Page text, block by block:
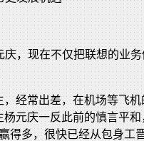
庆，现在不仅把联想的业
，经常出差，在机场等飞
杨元庆一反此前的慎言平
得多，很快已经从包身工